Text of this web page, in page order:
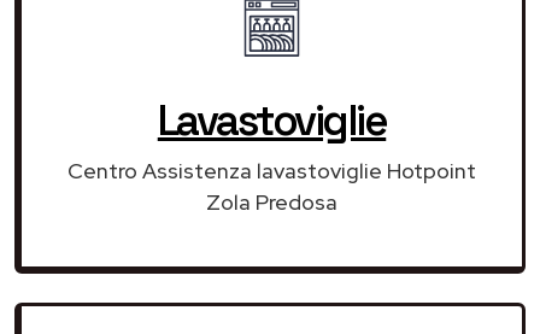
Lavastoviglie
Centro Assistenza lavastoviglie Hotpoint
Zola Predosa